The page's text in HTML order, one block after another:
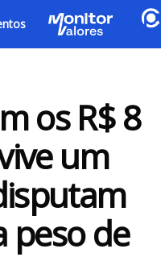
os R$ 8
um
peso de